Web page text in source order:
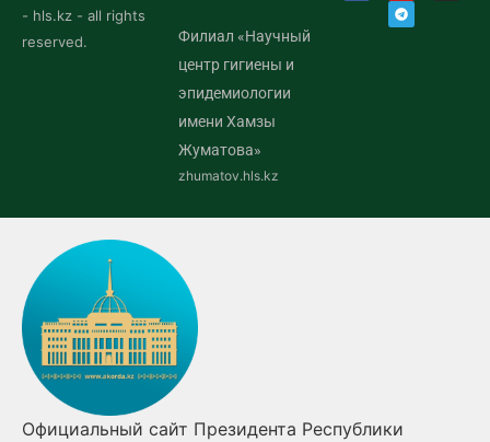
- hls.kz - all rights
reserved.
Филиал «Научный
центр гигиены и
эпидемиологии
имени Хамзы
Жуматова»
zhumatov.hls.kz
Официальный сайт Президента Республики